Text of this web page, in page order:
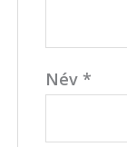
Név*